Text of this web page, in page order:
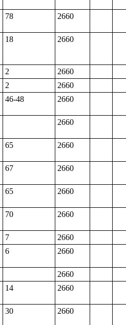
78 2660
18 2660
2
2660
2
2660
46-48 2660
2660
65 2660
67 2660
65 2660
70 2660
7
2660
6 2660
2660
14 2660
30 2660